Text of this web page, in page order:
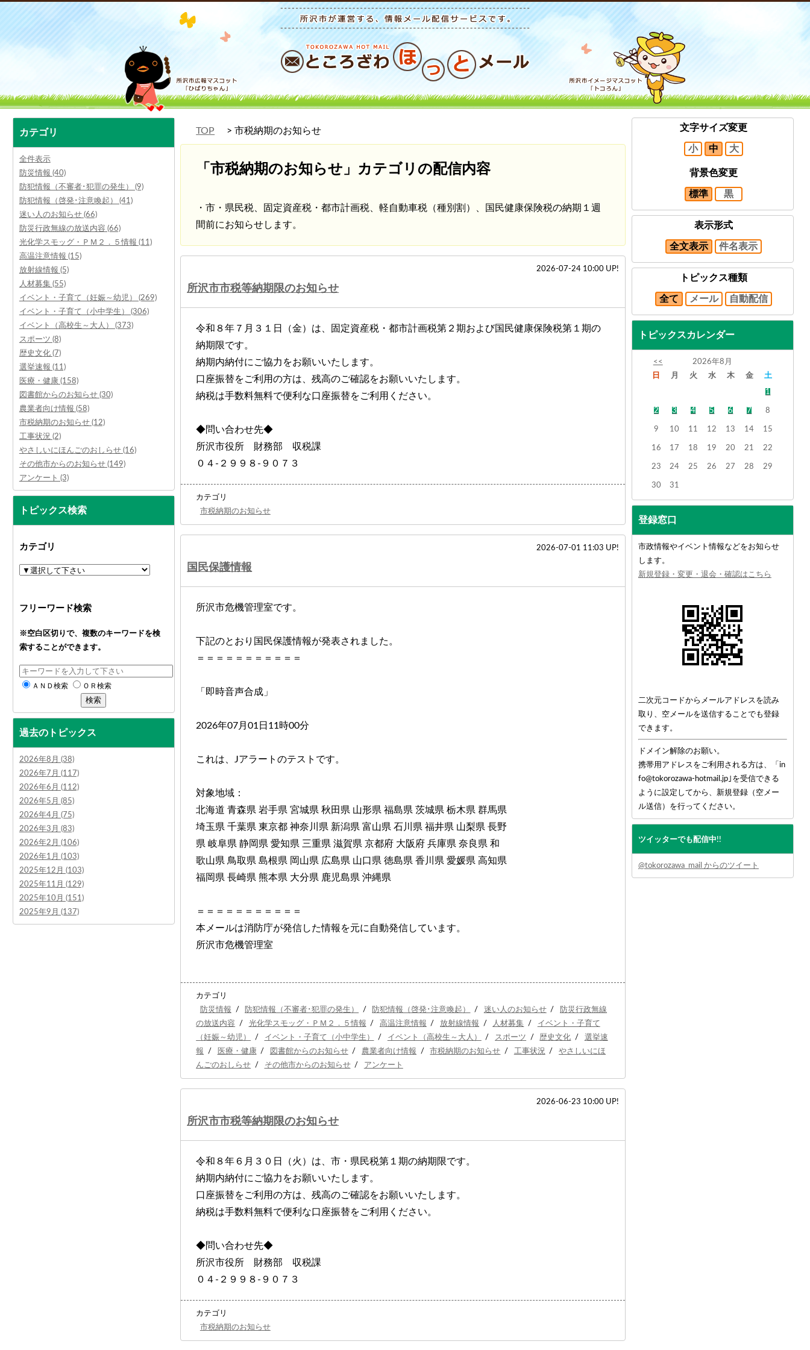
カテゴリ
全件表示
防災情報 (40)
防犯情報（不審者･犯罪の発生） (9)
防犯情報（啓発･注意喚起） (41)
迷い人のお知らせ (66)
防災行政無線の放送内容 (66)
光化学スモッグ・ＰＭ２．５情報 (11)
高温注意情報 (15)
放射線情報 (5)
人材募集 (55)
イベント・子育て（妊娠～幼児） (269)
イベント・子育て（小中学生） (306)
イベント（高校生～大人） (373)
スポーツ (8)
歴史文化 (7)
選挙速報 (11)
医療・健康 (158)
図書館からのお知らせ (30)
農業者向け情報 (58)
市税納期のお知らせ (12)
工事状況 (2)
やさしいにほんごのおしらせ (16)
その他市からのお知らせ (149)
アンケート (3)
トピックス検索
カテゴリ
フリーワード検索
※空白区切りで、複数のキーワードを検
索することができます。
ＡＮＤ検索 ＯＲ検索
過去のトピックス
2026年8月 (38)
2026年7月 (117)
2026年6月 (112)
2026年5月 (85)
2026年4月 (75)
2026年3月 (83)
2026年2月 (106)
2026年1月 (103)
2025年12月 (103)
2025年11月 (129)
2025年10月 (151)
2025年9月 (137)
TOP 市税納期のお知らせ
「市税納期のお知らせ」カテゴリの配信内容
・市・県民税、固定資産税・都市計画税、軽自動車税（種別割）、国民健康保険税の納期１週
間前にお知らせします。
2026-07-24 10:00 UP!
所沢市市税等納期限のお知らせ
令和８年７月３１日（金）は、固定資産税・都市計画税第２期および国民健康保険税第１期の
納期限です。
納期内納付にご協力をお願いいたします。
口座振替をご利用の方は、残高のご確認をお願いいたします。
納税は手数料無料で便利な口座振替をご利用ください。
◆問い合わせ先◆
所沢市役所 財務部 収税課
０４‐２９９８‐９０７３
カテゴリ
市税納期のお知らせ
2026-07-01 11:03 UP!
国民保護情報
所沢市危機管理室です。
下記のとおり国民保護情報が発表されました。
＝＝＝＝＝＝＝＝＝＝＝
「即時音声合成」
2026年07月01日11時00分
これは、Jアラートのテストです。
対象地域：
北海道 青森県 岩手県 宮城県 秋田県 山形県 福島県 茨城県 栃木県 群馬県
埼玉県 千葉県 東京都 神奈川県 新潟県 富山県 石川県 福井県 山梨県 長野
県 岐阜県 静岡県 愛知県 三重県 滋賀県 京都府 大阪府 兵庫県 奈良県 和
歌山県 鳥取県 島根県 岡山県 広島県 山口県 徳島県 香川県 愛媛県 高知県
福岡県 長崎県 熊本県 大分県 鹿児島県 沖縄県
＝＝＝＝＝＝＝＝＝＝＝
本メールは消防庁が発信した情報を元に自動発信しています。
所沢市危機管理室
カテゴリ
防災情報
/ 防犯情報（不審者･犯罪の発生） / 防犯情報（啓発･注意喚起） / 迷い人のお知らせ /
防災行政無線
の放送内容
/ 光化学スモッグ・ＰＭ２．５情報 / 高温注意情報 / 放射線情報 / 人材募集 /
イベント・子育て
（妊娠～幼児）
/ イベント・子育て（小中学生） / イベント（高校生～大人） / スポーツ / 歴史文化 /
選挙速
報
/ 医療・健康 / 図書館からのお知らせ / 農業者向け情報 / 市税納期のお知らせ / 工事状況 /
やさしいにほ
んごのおしらせ / その他市からのお知らせ / アンケート
2026-06-23 10:00 UP!
所沢市市税等納期限のお知らせ
令和８年６月３０日（火）は、市・県民税第１期の納期限です。
納期内納付にご協力をお願いいたします。
口座振替をご利用の方は、残高のご確認をお願いいたします。
納税は手数料無料で便利な口座振替をご利用ください。
◆問い合わせ先◆
所沢市役所 財務部 収税課
０４‐２９９８‐９０７３
カテゴリ
市税納期のお知らせ
文字サイズ変更
小 中 大
背景色変更
標準 黒
表示形式
全文表示 件名表示
トピックス種類
全て メール 自動配信
トピックスカレンダー
<<
2026年8月
日
月 火 水 木 金 土
1
2 3 4 5 6 7 8
9 10 11 12 13 14 15
16 17 18 19 20 21 22
23 24 25 26 27 28 29
30 31
登録窓口
市政情報やイベント情報などをお知らせ
します。
新規登録・変更・退会・確認はこちら
二次元コードからメールアドレスを読み
取り、空メールを送信することでも登録
できます。
ドメイン解除のお願い。
携帯用アドレスをご利用される方は、「in
fo@tokorozawa-hotmail.jp｣を受信できる
ように設定してから、新規登録（空メー
ル送信）を行ってください。
ツイッターでも配信中!!
@tokorozawa_mail からのツイート